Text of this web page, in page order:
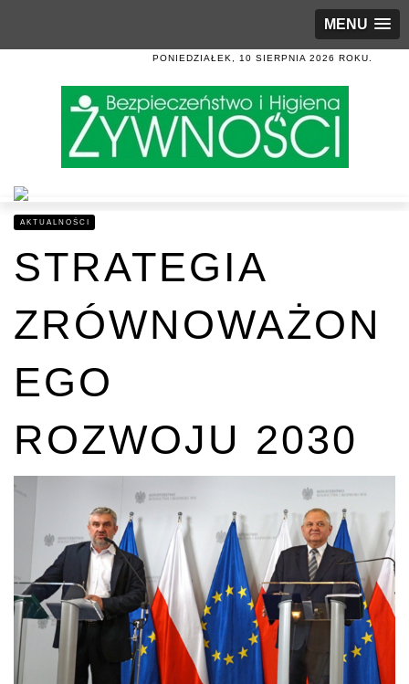
MENU
PONIEDZIAŁEK, 10 SIERPNIA 2026 ROKU.
AKTUALNOŚCI
STRATEGIA
ZRÓWNOWAŻON
EGO
ROZWOJU 2030